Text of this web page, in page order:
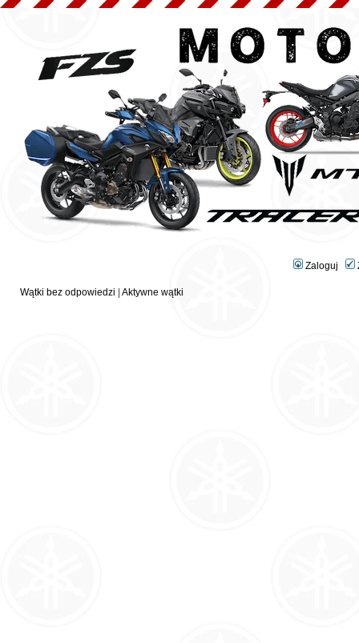
Zaloguj
Wątki bez odpowiedzi Aktywne wątki